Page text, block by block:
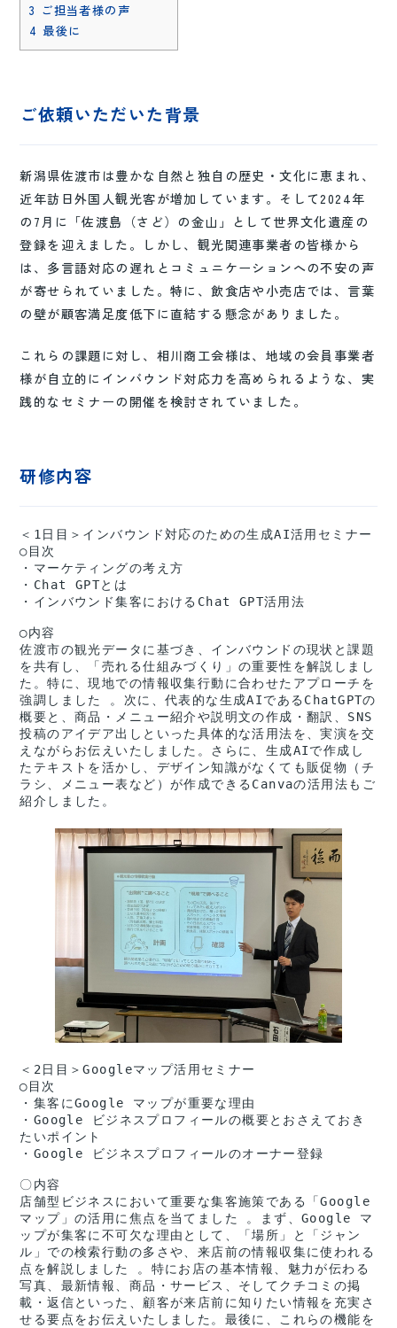
3 ご担当者様の声
4 最後に
ご依頼いただいた背景
新潟県佐渡市は豊かな自然と独自の歴史・文化に恵まれ、
近年訪日外国人観光客が増加しています。そして2024年
の7月に「佐渡島（さど）の金山」として世界文化遺産の
登録を迎えました。しかし、観光関連事業者の皆様から
は、多言語対応の遅れとコミュニケーションへの不安の声
が寄せられていました。特に、飲食店や小売店では、言葉
の壁が顧客満足度低下に直結する懸念がありました。
これらの課題に対し、相川商工会様は、地域の会員事業者
様が自立的にインバウンド対応力を高められるような、実
践的なセミナーの開催を検討されていました。
研修内容
＜1日目＞インバウンド対応のための生成AI活用セミナー
○目次
・マーケティングの考え方
・Chat GPTとは
・インバウンド集客におけるChat GPT活用法
◯内容
佐渡市の観光データに基づき、インバウンドの現状と課題
を共有し、「売れる仕組みづくり」の重要性を解説しまし
た。特に、現地での情報収集行動に合わせたアプローチを
強調しました 。次に、代表的な生成AIであるChatGPTの
概要と、商品・メニュー紹介や説明文の作成・翻訳、SNS
投稿のアイデア出しといった具体的な活用法を、実演を交
えながらお伝えいたしました。さらに、生成AIで作成し
たテキストを活かし、デザイン知識がなくても販促物（チ
ラシ、メニュー表など）が作成できるCanvaの活用法もご
紹介しました。
＜2日目＞Googleマップ活用セミナー
◯目次
・集客にGoogle マップが重要な理由
・Google ビジネスプロフィールの概要とおさえておき
たいポイント
・Google ビジネスプロフィールのオーナー登録
〇内容
店舗型ビジネスにおいて重要な集客施策である「Google
マップ」の活用に焦点を当てました 。まず、Google マ
ップが集客に不可欠な理由として、「場所」と「ジャン
ル」での検索行動の多さや、来店前の情報収集に使われる
点を解説しました 。特にお店の基本情報、魅力が伝わる
写真、最新情報、商品・サービス、そしてクチコミの掲
載・返信といった、顧客が来店前に知りたい情報を充実さ
せる要点をお伝えいたしました。最後に、これらの機能を